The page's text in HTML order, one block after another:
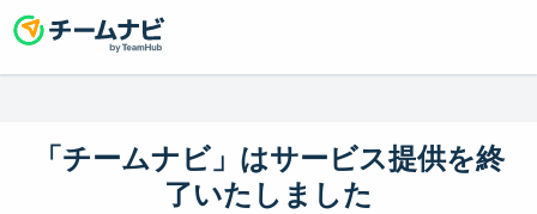
「チームナビ」はサービス提供を終
了いたしました